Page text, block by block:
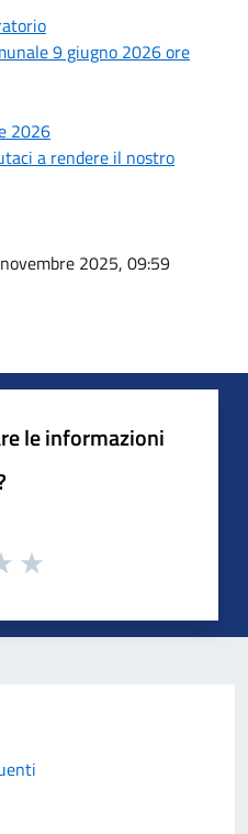
9 giugno 2026 ore
2026
a rendere il nostro
2025, 09:59
le informazioni